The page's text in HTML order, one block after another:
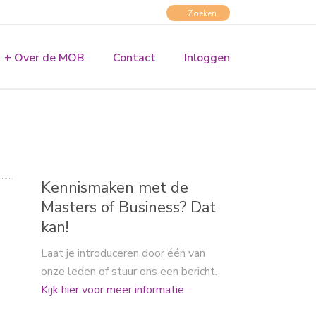
+ Over de MOB Contact Inloggen
Kennismaken met de
Masters of Business? Dat
kan!
Laat je introduceren door één van
onze leden of stuur ons een bericht.
Kijk hier voor meer informatie.